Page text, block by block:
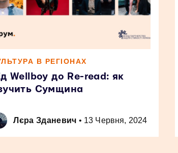
В РЕГІОНАХ
Wellboy до Re-read: як
Сумщина
Лєра Зданевич • 13 Червня, 2024